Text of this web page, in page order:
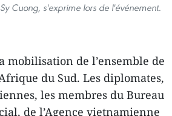
Cuong, s'exprime lors de l'événement.
mobilisation de l’ensemble de
du Sud. Les diplomates,
les membres du Bureau
de l’Agence vietnamienne